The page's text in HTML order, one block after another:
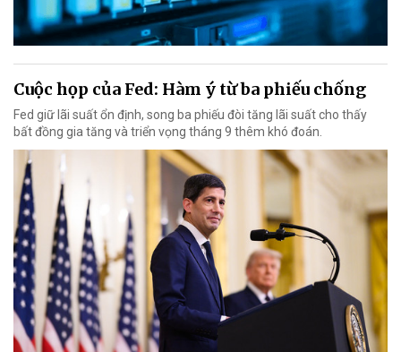
Cuộc họp của Fed: Hàm ý từ ba phiếu chống
Fed giữ lãi suất ổn định, song ba phiếu đòi tăng lãi suất cho thấy
bất đồng gia tăng và triển vọng tháng 9 thêm khó đoán.